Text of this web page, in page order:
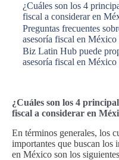
¿Cuáles son los 4
fiscal a considerar en
Preguntas frecuentes
asesoría fiscal en México
Biz Latin Hub puede
asesoría fiscal en México
¿Cuáles son los 4
fiscal a considerar en
En términos generales, los
importantes que buscan los
en México son los